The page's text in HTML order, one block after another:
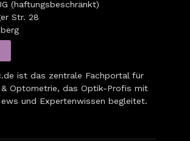
(haftungsbeschränkt)
Str. 28
ist das zentrale Fachportal für
& Optometrie, das Optik-Profis mit
und Expertenwissen begleitet.